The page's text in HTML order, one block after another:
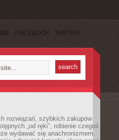
FACEBOOK TWITTER
rozwiązań, szybkich zakupów
„od ręki”, robienie czegoś
wydawać się anachronizmem.